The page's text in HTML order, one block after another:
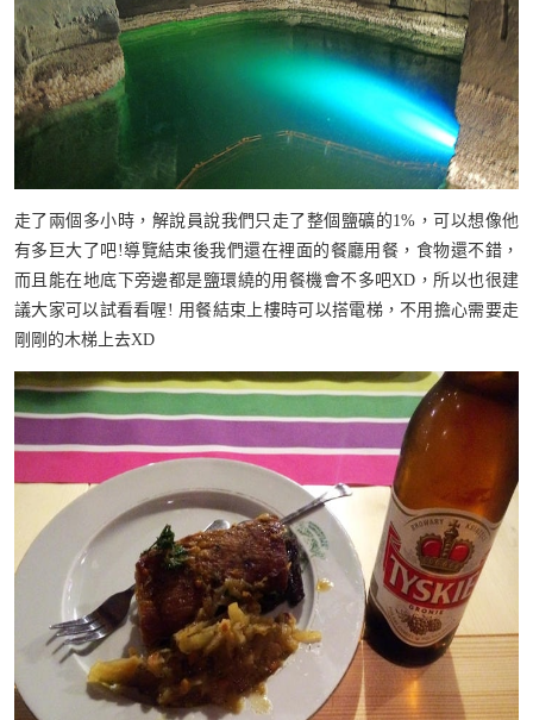
走了兩個多小時，解說員說我們只走了整個鹽礦的1%，可以想像他
有多巨大了吧!導覽結束後我們還在裡面的餐廳用餐，食物還不錯，
而且能在地底下旁邊都是鹽環繞的用餐機會不多吧XD，所以也很建
議大家可以試看看喔! 用餐結束上樓時可以搭電梯，不用擔心需要走
剛剛的木梯上去XD